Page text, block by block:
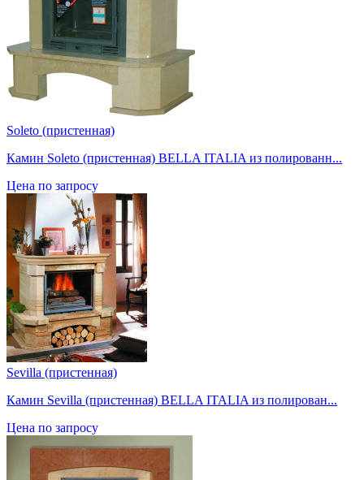
Soleto (пристенная)
Камин Soleto (пристенная) BELLA ITALIA из полированн...
Цена по запросу
Sevilla (пристенная)
Камин Sevilla (пристенная) BELLA ITALIA из полирован...
Цена по запросу